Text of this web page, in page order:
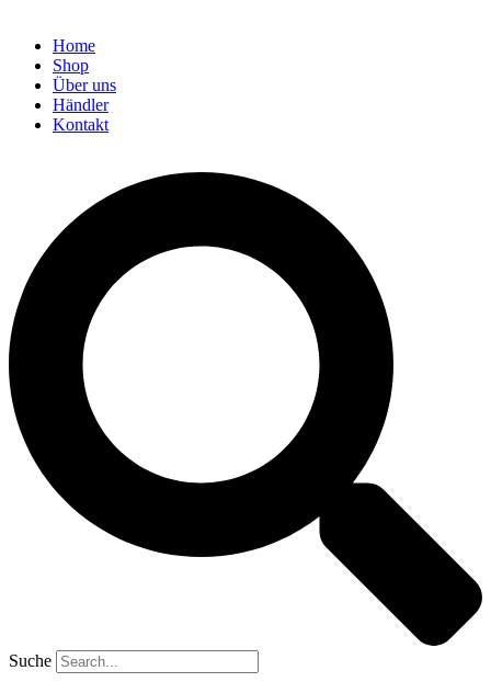
Home
Shop
Über uns
Händler
Kontakt
Suche